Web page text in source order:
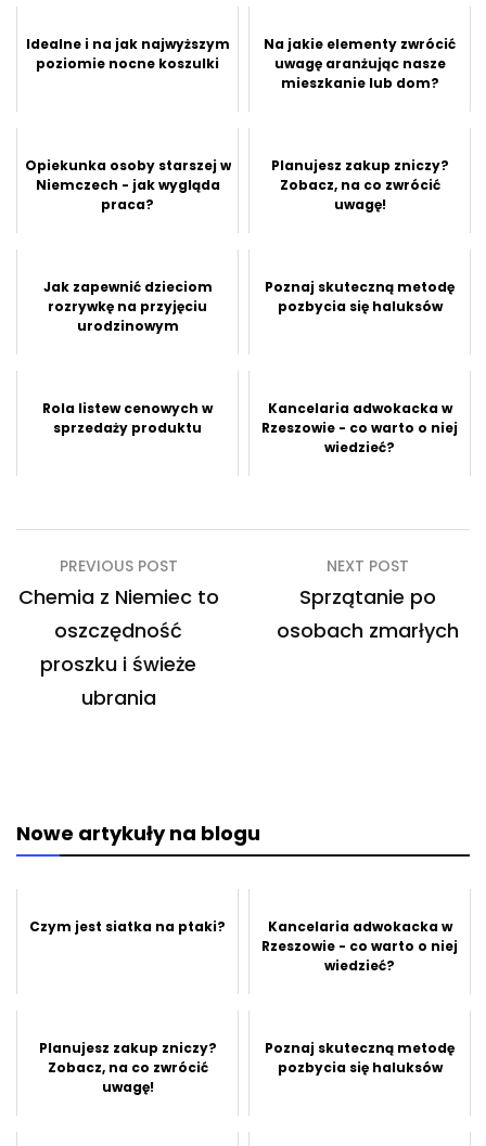
Idealne i na jak najwyższym
poziomie nocne koszulki
Na jakie elementy zwrócić
uwagę aranżując nasze
mieszkanie lub dom?
Opiekunka osoby starszej w
Niemczech - jak wygląda
praca?
Planujesz zakup zniczy?
Zobacz, na co zwrócić
uwagę!
Jak zapewnić dzieciom
rozrywkę na przyjęciu
urodzinowym
Poznaj skuteczną metodę
pozbycia się haluksów
Rola listew cenowych w
sprzedaży produktu
Kancelaria adwokacka w
Rzeszowie - co warto o niej
wiedzieć?
Nawigacja
wpisu
PREVIOUS POST
Chemia z Niemiec to
oszczędność
proszku i świeże
ubrania
NEXT POST
Sprzątanie po
osobach zmarłych
Nowe artykuły na blogu
Czym jest siatka na ptaki?
Kancelaria adwokacka w
Rzeszowie - co warto o niej
wiedzieć?
Planujesz zakup zniczy?
Zobacz, na co zwrócić
uwagę!
Poznaj skuteczną metodę
pozbycia się haluksów